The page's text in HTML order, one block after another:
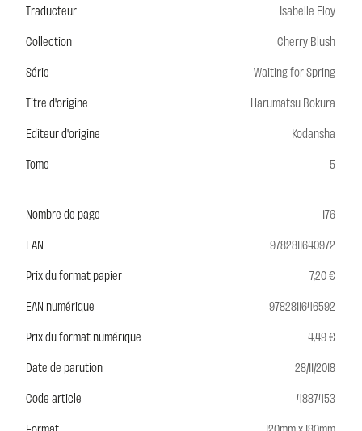
Traducteur
Isabelle Eloy
Collection
Cherry Blush
Série
Waiting for Spring
Titre d'origine
Harumatsu Bokura
Editeur d'origine
Kodansha
Tome
5
Nombre de page
176
EAN
9782811640972
Prix du format papier
7,20 €
EAN numérique
9782811646592
Prix du format numérique
4,49 €
Date de parution
28/11/2018
Code article
4887453
Format
120mm x 180mm